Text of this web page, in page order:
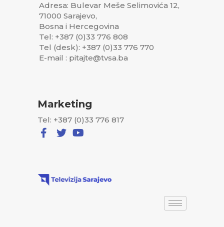
Adresa: Bulevar Meše Selimovića 12,
71000 Sarajevo,
Bosna i Hercegovina
Tel: +387 (0)33 776 808
Tel (desk): +387 (0)33 776 770
E-mail : pitajte@tvsa.ba
Marketing
Tel: +387 (0)33 776 817